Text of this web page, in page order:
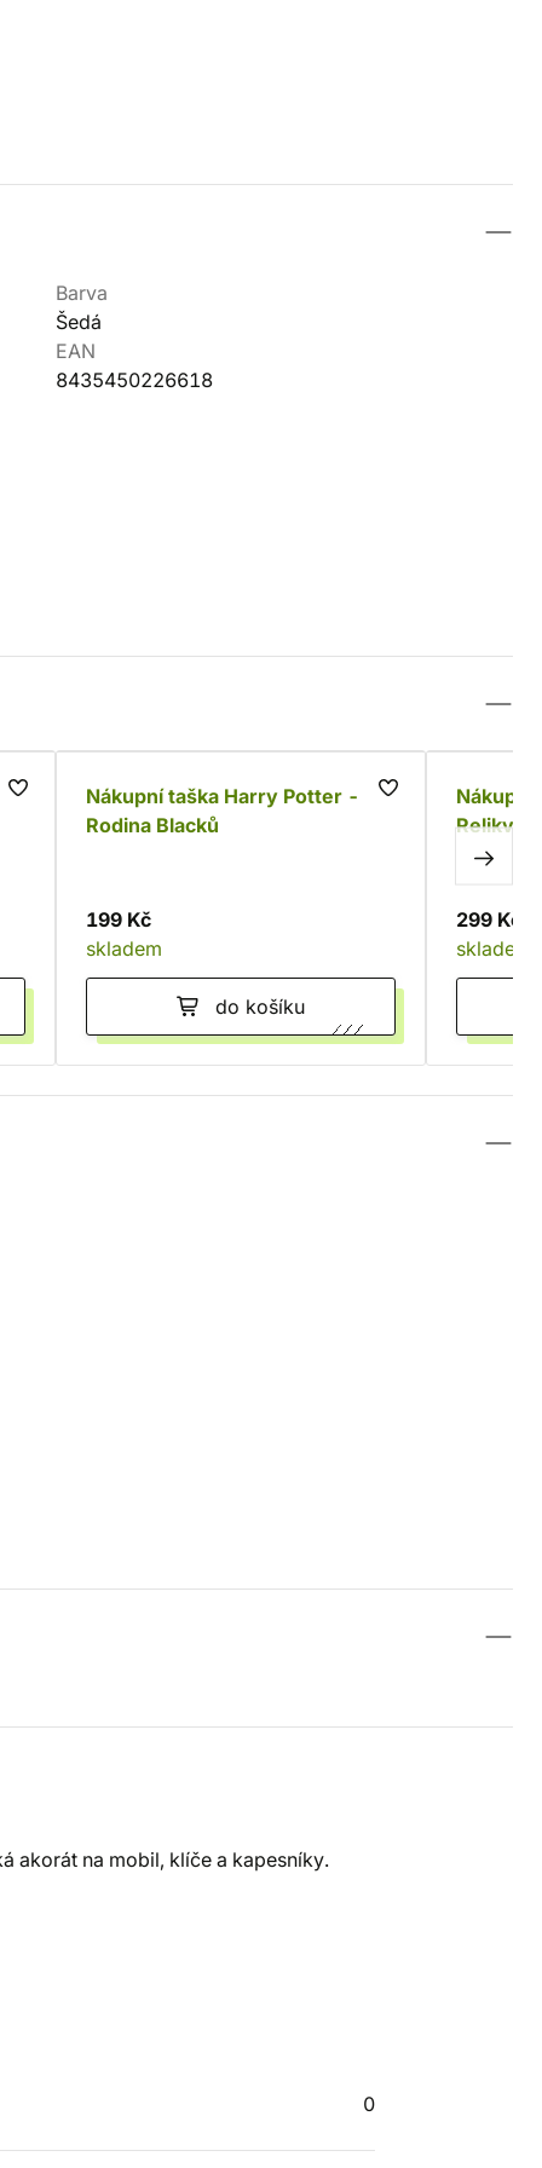
Barva
Šedá
EAN
8435450226618
Nákupní taška Harry Potter -
Rodina Blacků
199 Kč
skladem
do košíku
Relikvie
299 Kč
skladem
akorát na mobil, klíče a kapesníky.
0